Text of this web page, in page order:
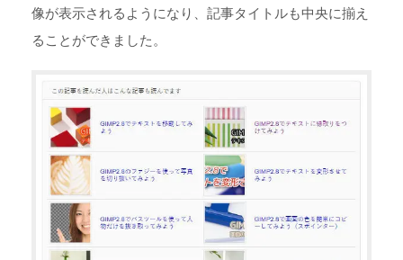
像が表示されるようになり、記事タイトルも中央に揃え
ることができました。